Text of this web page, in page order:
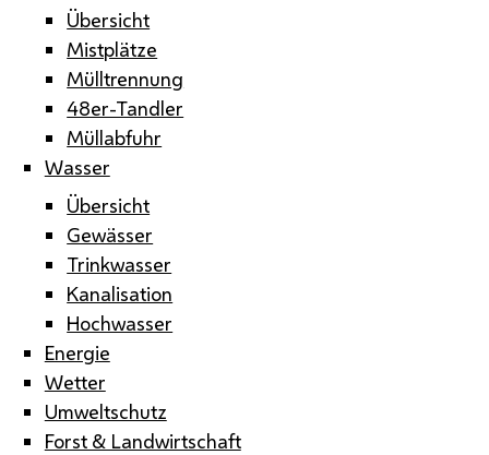
Übersicht
Mistplätze
Mülltrennung
48er-Tandler
Müllabfuhr
Wasser
Übersicht
Gewässer
Trinkwasser
Kanalisation
Hochwasser
Energie
Wetter
Umweltschutz
Forst & Landwirtschaft